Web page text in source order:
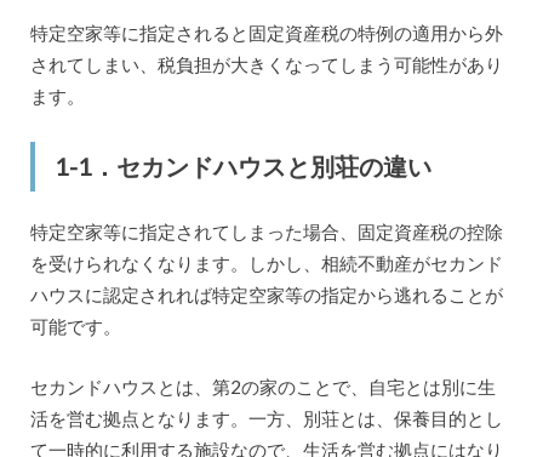
特定空家等に指定されると固定資産税の特例の適用から外
されてしまい、税負担が大きくなってしまう可能性があり
ます。
1-1．セカンドハウスと別荘の違い
特定空家等に指定されてしまった場合、固定資産税の控除
を受けられなくなります。しかし、相続不動産がセカンド
ハウスに認定されれば特定空家等の指定から逃れることが
可能です。
セカンドハウスとは、第2の家のことで、自宅とは別に生
活を営む拠点となります。一方、別荘とは、保養目的とし
て一時的に利用する施設なので、生活を営む拠点にはなり